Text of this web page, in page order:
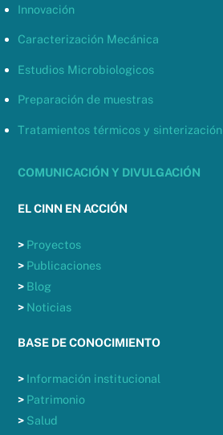
Innovación
Caracterización Mecánica
Estudios Microbiologicos
Preparación de muestras
Tratamientos térmicos y sinterización
COMUNICACIÓN Y DIVULGACIÓN
EL CINN EN ACCIÓN
> Proyectos
> Publicaciones
> Blog
> Noticias
BASE DE CONOCIMIENTO
> Información institucional
> Patrimonio
> Salud